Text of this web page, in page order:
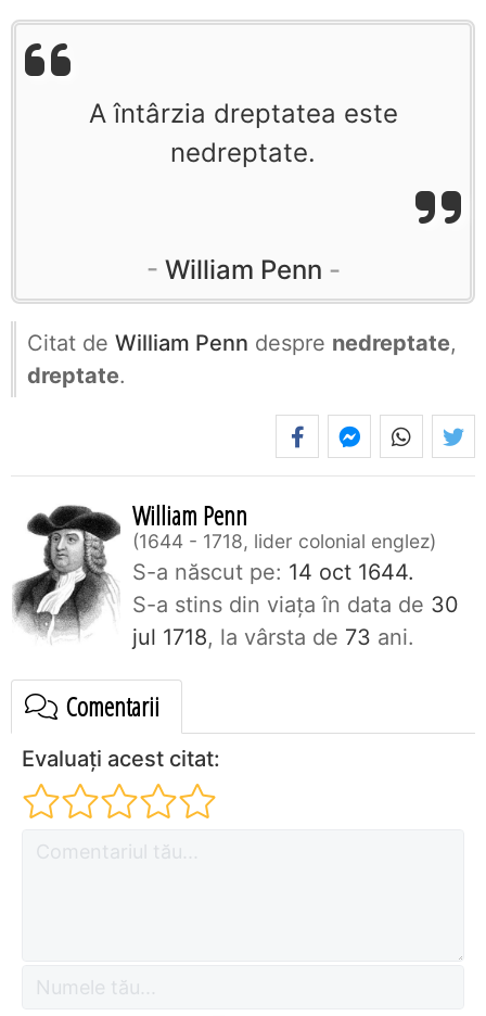
A întârzia dreptatea este
nedreptate.
William Penn
Citat de William Penn despre nedreptate,
dreptate.
William Penn
1644 - 1718, lider colonial englez
S-a născut pe: 14 oct 1644.
S-a stins din viaţa în data de 30
jul 1718, la vârsta de 73 ani.
Comentarii
Evaluați acest citat: